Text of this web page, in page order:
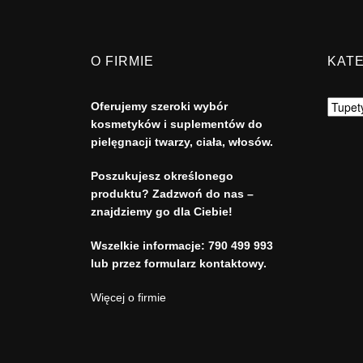
O FIRMIE
Oferujemy szeroki wybór
kosmetyków i suplementów do
pielęgnacji twarzy, ciała, włosów.
Poszukujesz określonego
produktu? Zadzwoń do nas –
znajdziemy go dla Ciebie!
Wszelkie informacje: 790 499 993
lub przez formularz kontaktowy.
Więcej o firmie